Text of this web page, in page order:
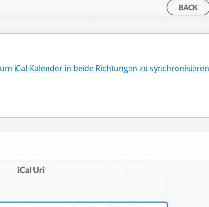
um iCal-Kalender in beide Richtungen zu synchronisieren